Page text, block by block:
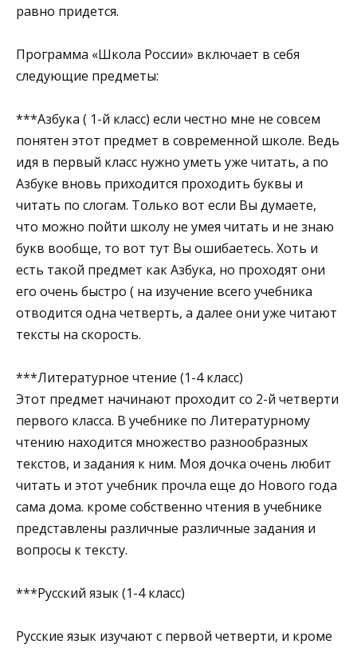
равно придется.
Программа «Школа России» включает в себя
следующие предметы:
***Азбука ( 1-й класс) если честно мне не совсем
понятен этот предмет в современной школе. Ведь
идя в первый класс нужно уметь уже читать, а по
Азбуке вновь приходится проходить буквы и
читать по слогам. Только вот если Вы думаете,
что можно пойти школу не умея читать и не знаю
букв вообще, то вот тут Вы ошибаетесь. Хоть и
есть такой предмет как Азбука, но проходят они
его очень быстро ( на изучение всего учебника
отводится одна четверть, а далее они уже читают
тексты на скорость.
***Литературное чтение (1-4 класс)
Этот предмет начинают проходит со 2-й четверти
первого класса. В учебнике по Литературному
чтению находится множество разнообразных
текстов, и задания к ним. Моя дочка очень любит
читать и этот учебник прочла еще до Нового года
сама дома. кроме собственно чтения в учебнике
представлены различные различные задания и
вопросы к тексту.
***Русский язык (1-4 класс)
Русские язык изучают с первой четверти, и кроме